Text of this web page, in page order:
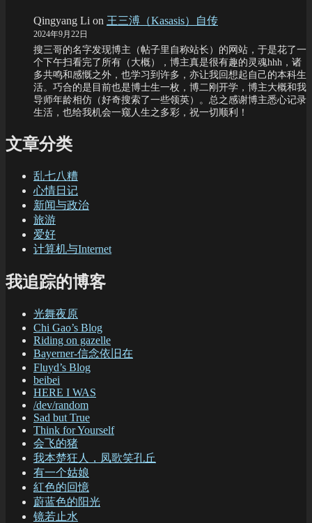
Qingyang Li on 王三溥（Kasasis）自传
2024年9月22日
搜三哥的名字发现博主（帖子里自称站长）的网站，于是花了一
个下午扫看完了所有（大概），博主真是很有趣的灵魂hhh，诸
多共鸣和感慨之外，也学习到许多，亦让我回想起自己的本科生
活。巧合的是目前也是博士生一枚，博二刚开学，博主大概和我
导师年龄相仿（好奇搜索了一些领英）。总之感谢博主悉心记录
生活，也给我机会一窥人生之多彩，祝一切顺利！
文章分类
乱七八糟
心情日记
新闻与政治
旅游
爱好
计算机与Internet
我追踪的博客
光舞夜原
Chi Gao’s Blog
Riding on gazelle
Bayerner-信念依旧在
Fluyd’s Blog
beibei
HERE I WAS
/dev/random
Sad but True
Think for Yourself
会飞的猪
我本楚狂人，凤歌笑孔丘
有一个姑娘
紅色的回憶
蔚蓝色的阳光
镜若止水